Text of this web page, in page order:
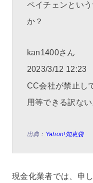
ペイチェンとい
か？
kan1400さん
2023/3/12 12:23
CC会社が禁止し
用等できる訳ない
出典： Yahoo!知恵袋
現金化業者では、申